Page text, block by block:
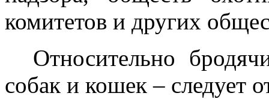
комитетов и других
Относительно
собак и кошек – следует